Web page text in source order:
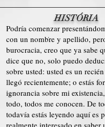
HISTÓRIA
Podría comenzar
con un nombre y apellido,
burocracia, creo que ya sabe
dice que no, solo puedo
sobre usted: usted es un
llegó recientemente; o estás
ignorancia sobre mi
todo, todos me conocen. De
todavía estás leyendo aquí es
realmente interesado en
.